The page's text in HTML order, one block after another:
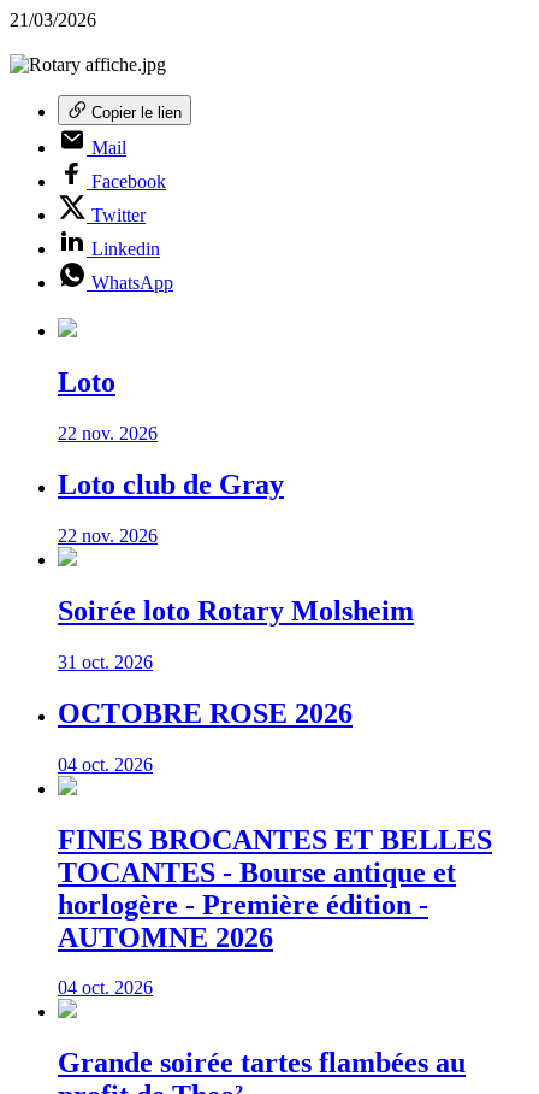
21/03/2026
Copier le lien
Mail
Facebook
Twitter
Linkedin
WhatsApp
Loto
22 nov. 2026
Loto club de Gray
22 nov. 2026
Soirée loto Rotary Molsheim
31 oct. 2026
OCTOBRE ROSE 2026
04 oct. 2026
FINES BROCANTES ET BELLES
TOCANTES - Bourse antique et
horlogère - Première édition -
AUTOMNE 2026
04 oct. 2026
Grande soirée tartes flambées au